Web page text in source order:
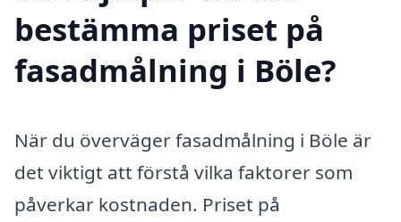
bestämma priset på
fasadmålning i Böle?
När du överväger fasadmålning i Böle är
det viktigt att förstå vilka faktorer som
påverkar kostnaden. Priset på